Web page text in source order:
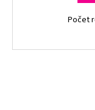
Počet